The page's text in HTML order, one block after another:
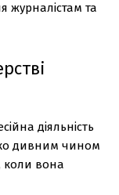
журналістам та
діяльність
дивним чином
коли вона